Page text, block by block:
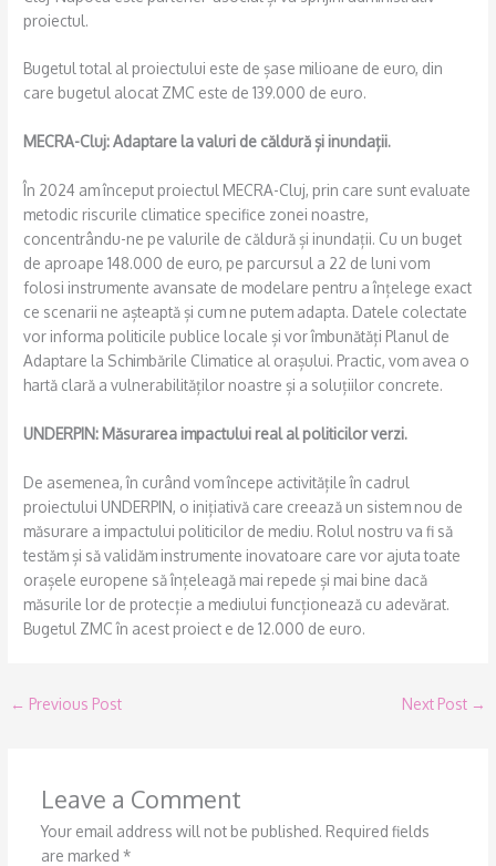
proiectul.
Bugetul total al proiectului este de șase milioane de euro, din
care bugetul alocat ZMC este de 139.000 de euro.
MECRA-Cluj: Adaptare la valuri de căldură și inundații.
În 2024 am început proiectul MECRA-Cluj, prin care sunt evaluate
metodic riscurile climatice specifice zonei noastre,
concentrându-ne pe valurile de căldură și inundații. Cu un buget
de aproape 148.000 de euro, pe parcursul a 22 de luni vom
folosi instrumente avansate de modelare pentru a înțelege exact
ce scenarii ne așteaptă și cum ne putem adapta. Datele colectate
vor informa politicile publice locale și vor îmbunătăți Planul de
Adaptare la Schimbările Climatice al orașului. Practic, vom avea o
hartă clară a vulnerabilităților noastre și a soluțiilor concrete.
UNDERPIN: Măsurarea impactului real al politicilor verzi.
De asemenea, în curând vom începe activitățile în cadrul
proiectului UNDERPIN, o inițiativă care creează un sistem nou de
măsurare a impactului politicilor de mediu. Rolul nostru va fi să
testăm și să validăm instrumente inovatoare care vor ajuta toate
orașele europene să înțeleagă mai repede și mai bine dacă
măsurile lor de protecție a mediului funcționează cu adevărat.
Bugetul ZMC în acest proiect e de 12.000 de euro.
← Previous Post Next Post →
Leave a Comment
Your email address will not be published. Required fields
are marked *